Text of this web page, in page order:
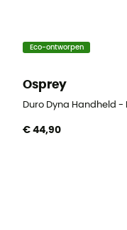
Eco-ontworpen
Osprey
Duro Dyna Handheld -
€ 44,90